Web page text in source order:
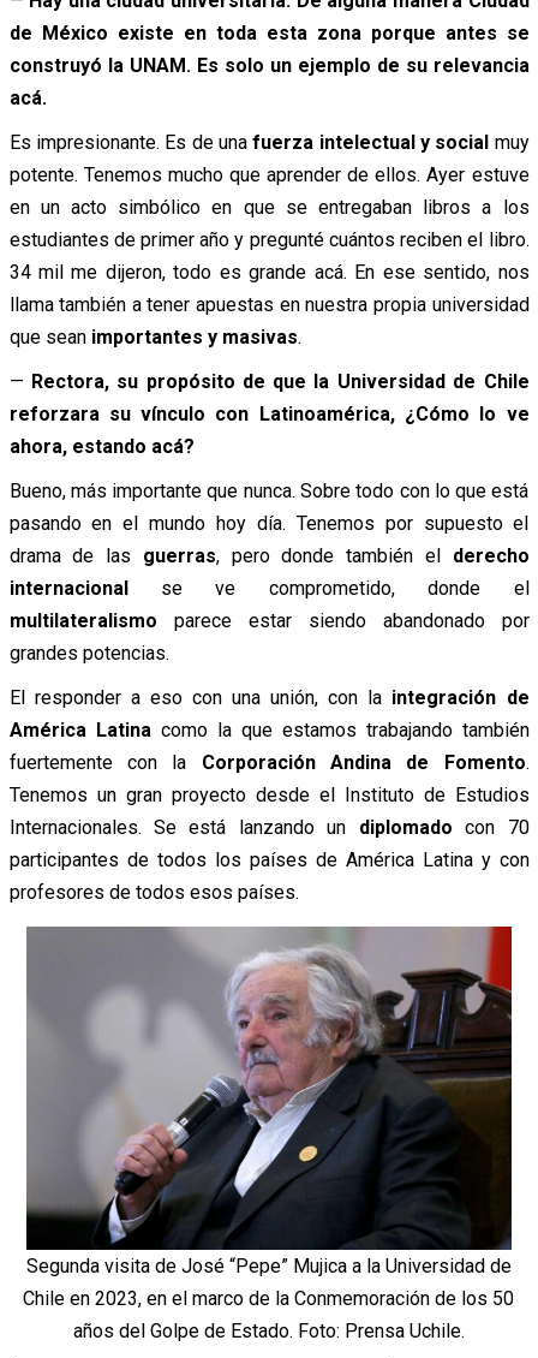
de México existe en toda esta zona porque antes se
construyó la UNAM. Es solo un ejemplo de su relevancia
acá.
Es impresionante. Es de unafuerza intelectual y social muy
potente. Tenemos mucho que aprender de ellos. Ayer estuve
en un acto simbólico en que se entregaban libros a los
estudiantes de primer año y pregunté cuántos reciben el libro.
34 mil me dijeron, todo es grande acá. En ese sentido, nos
llama también a tener apuestas en nuestra propia universidad
que sean importantes y masivas.
— Rectora, su propósito de que la Universidad de Chile
reforzara su vínculo con Latinoamérica, ¿Cómo lo ve
ahora, estando acá?
Bueno, más importante que nunca. Sobre todo con lo que está
pasando en el mundo hoy día. Tenemos por supuesto el
drama de las guerras, pero donde también el derecho
internacionalse ve comprometido, donde el
multilateralismo parece estar siendo abandonado por
grandes potencias.
El responder a eso con una unión, con la integración de
América Latina como la que estamos trabajando también
fuertemente con la Corporación Andina de Fomento.
Tenemos un gran proyecto desde el Instituto de Estudios
Internacionales. Se está lanzando un diplomadocon 70
participantes de todos los países de América Latina y con
profesores de todos esos países.
Segunda visita de José “Pepe” Mujica a la Universidad de
Chile en 2023, en el marco de la Conmemoración de los 50
años del Golpe de Estado. Foto: Prensa Uchile.